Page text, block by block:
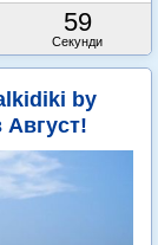
58
Секунди
by
Август!